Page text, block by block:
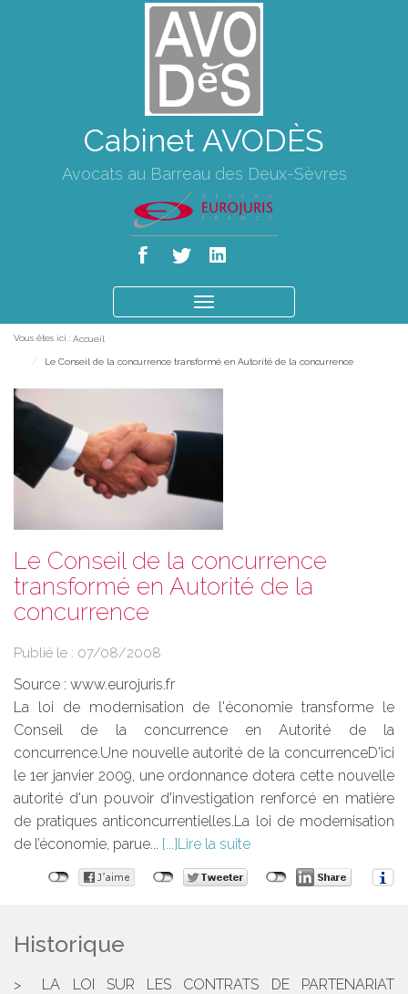
Cabinet AVODÈS
Avocats au Barreau des Deux-Sèvres
le
Vous êtes ici : Accueil
Le Conseil de la concurrence transformé en Autorité de la concurrence
Le Conseil de la concurrence
transformé en Autorité de la
concurrence
Publié le : 07/08/2008
Source : www.eurojuris.fr
La loi de modernisation de l'économie transforme le
Conseil de la concurrence en Autorité de la
concurrence.Une nouvelle autorité de la concurrenceD'ici
le 1er janvier 2009, une ordonnance dotera cette nouvelle
autorité d'un pouvoir d'investigation renforcé en matière
de pratiques anticoncurrentielles.La loi de modernisation
de l’économie, parue...
Lire la suite
Historique
LA LOI SUR LES CONTRATS DE PARTENARIAT